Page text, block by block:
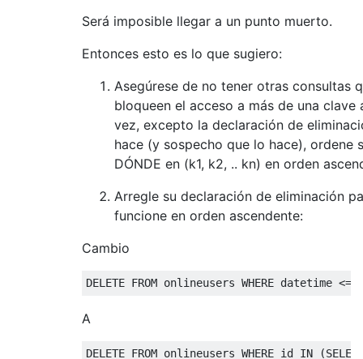
Será imposible llegar a un punto muerto.
Entonces esto es lo que sugiero:
Asegúrese de no tener otras consultas
bloqueen el acceso a más de una clave
vez, excepto la declaración de
hace (y sospecho que lo hace), ordene
DÓNDE en (k1, k2, .. kn) en orden
Arregle su declaración de eliminación
funcione en orden ascendente:
Cambio
DELETE FROM onlineusers WHERE datetime <=
A
DELETE FROM onlineusers WHERE id IN (